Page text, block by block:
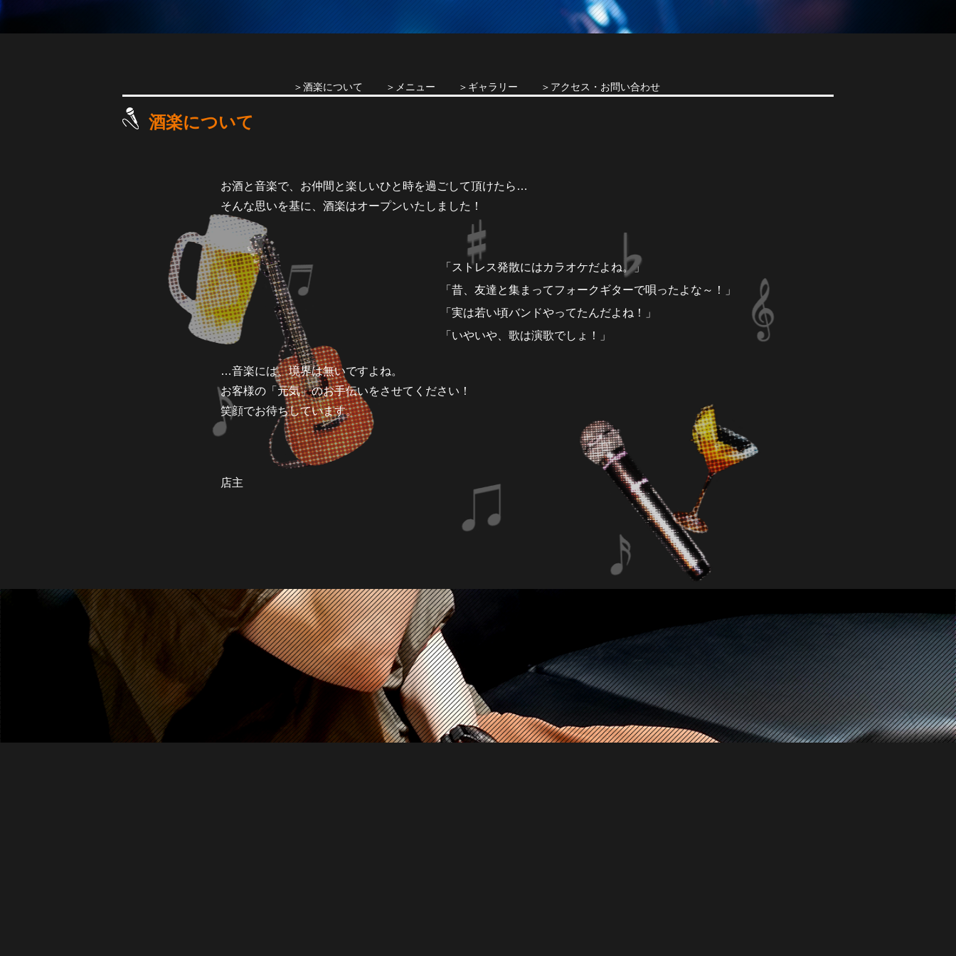
＞酒楽について ＞メニュー ＞ギャラリー ＞アクセス・お問い合わせ
酒楽について
お酒と音楽で、お仲間と楽しいひと時を過ごして頂けたら…
そんな思いを基に、酒楽はオープンいたしました！
「ストレス発散にはカラオケだよね。」
「昔、友達と集まってフォークギターで唄ったよな～！」
「実は若い頃バンドやってたんだよね！」
「いやいや、歌は演歌でしょ！」
…音楽には、境界は無いですよね。
お客様の「元気」のお手伝いをさせてください！
笑顔でお待ちしています。
店主